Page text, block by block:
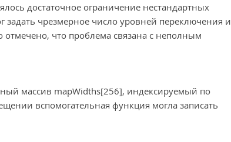
достаточное ограничение нестандартных
задать чрезмерное число уровней переключения и
что проблема связана с неполным
массив mapWidths[256], индексируемый по
вспомогательная функция могла записать